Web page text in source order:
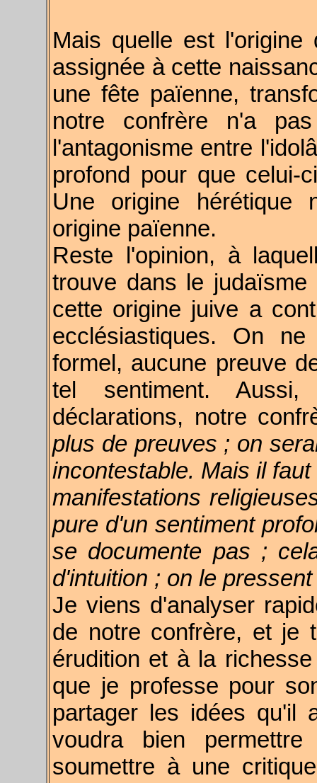
Mais quelle est
assignée à cette
une fête païenne,
notre confrère n'a
l'antagonisme entre
profond pour que celui-
Une origine hérétique
origine païenne.
Reste l'opinion, à
trouve dans le
cette origine juive a
ecclésiastiques. On
formel, aucune preuve
tel sentiment.
déclarations, notre
plus de preuves ; on
incontestable. Mais il
manifestations
pure d'un sentiment
se documente pas ;
d'intuition ; on le
Je viens d'analyser
de notre confrère, et je
érudition et à la
que je professe pour
partager les idées qu'il
voudra bien
soumettre à une